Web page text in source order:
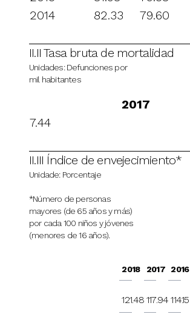
2014
82.33 79.60
II.II Tasa bruta de mortalidad
Unidades: Defunciones por
mil habitantes
2017
7.44
II.III Índice de envejecimiento*
Unidade: Porcentaje
*Número de personas
mayores (de 65 años y más)
por cada 100 niños y jóvenes
(menores de 16 años).
2018
121.48
2017
117.94
2016
114.15